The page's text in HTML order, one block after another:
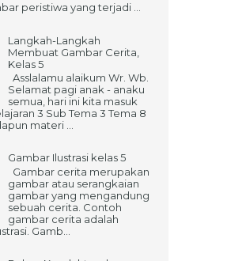
peristiwa yang terjadi ...
Langkah-Langkah
Membuat Gambar Cerita,
Kelas 5
Asslalamu alaikum Wr. Wb.
Selamat pagi anak - anaku
semua, hari ini kita masuk
3 Sub Tema 3 Tema 8
materi ...
Gambar Ilustrasi kelas 5
Gambar cerita merupakan
gambar atau serangkaian
gambar yang mengandung
sebuah cerita. Contoh
gambar cerita adalah
Gamb...